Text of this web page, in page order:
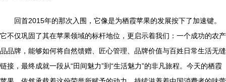
回首2015年的那次入围，它像是为栖霞苹果的发展按下了加速键。
它不仅巩固了其在苹果领域的标杆地位，更启示着我们：一个成功的农产
品品牌，能够如何将自然馈赠、匠心管理、品牌价值与百姓日常生活无缝
链接，最终成就一段从“田间魅力”到“生活魅力”的非凡旅程。今天的栖霞